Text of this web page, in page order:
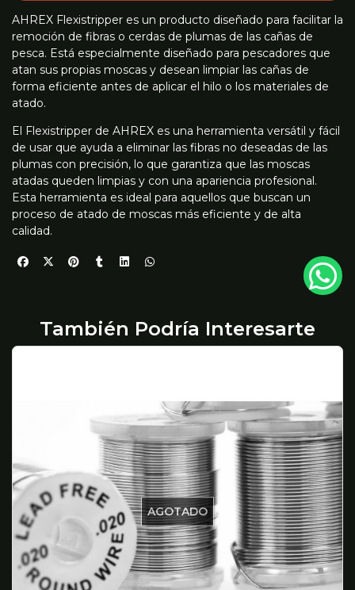
AHREX Flexistripper es un producto diseñado para facilitar la
remoción de fibras o cerdas de plumas de las cañas de
pesca. Está especialmente diseñado para pescadores que
atan sus propias moscas y desean limpiar las cañas de
forma eficiente antes de aplicar el hilo o los materiales de
atado.
El Flexistripper de AHREX es una herramienta versátil y fácil
de usar que ayuda a eliminar las fibras no deseadas de las
plumas con precisión, lo que garantiza que las moscas
atadas queden limpias y con una apariencia profesional.
Esta herramienta es ideal para aquellos que buscan un
proceso de atado de moscas más eficiente y de alta
calidad.
También Podría Interesarte
AGOTADO